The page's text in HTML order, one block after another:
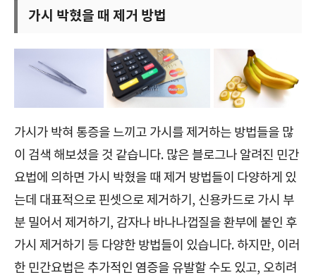
가시 박혔을 때 제거 방법
가시가 박혀 통증을 느끼고 가시를 제거하는 방법들을 많
이 검색 해보셨을 것 같습니다. 많은 블로그나 알려진 민간
요법에 의하면 가시 박혔을 때 제거 방법들이 다양하게 있
는데 대표적으로 핀셋으로 제거하기, 신용카드로 가시 부
분 밀어서 제거하기, 감자나 바나나껍질을 환부에 붙인 후
가시 제거하기 등 다양한 방법들이 있습니다. 하지만, 이러
한 민간요법은 추가적인 염증을 유발할 수도 있고, 오히려